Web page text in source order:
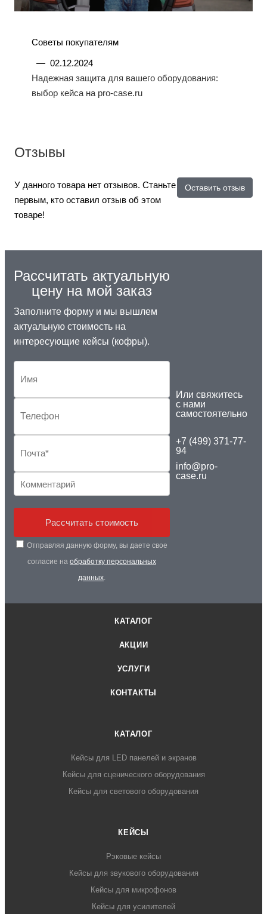
Советы покупателям
— 02.12.2024
Надежная защита для вашего оборудования:
выбор кейса на pro-case.ru
Отзывы
Оставить отзыв
У данного товара нет отзывов. Станьте
первым, кто оставил отзыв об этом
товаре!
Рассчитать актуальную
цену на мой заказ
Заполните форму и мы вышлем
актуальную стоимость на
интересующие кейсы (кофры).
Рассчитать стоимость
Отправляя данную форму, вы даете свое
согласие на обработку персональных
данных.
Или свяжитесь
с нами
самостоятельно
+7 (499) 371-77-
94
info@pro-
case.ru
КАТАЛОГ
АКЦИИ
УСЛУГИ
КОНТАКТЫ
КАТАЛОГ
Кейсы для LED панелей и экранов
Кейсы для сценического оборудования
Кейсы для светового оборудования
КЕЙСЫ
Рэковые кейсы
Кейсы для звукового оборудования
Кейсы для микрофонов
Кейсы для усилителей